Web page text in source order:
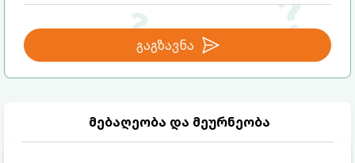
გაგზავნა
მებაღეობა და მეურნეობა